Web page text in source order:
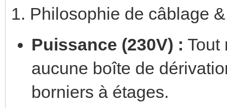
1. Philosophie de câblage
Puissance (230V) : Tout
aucune boîte de
borniers à étages.